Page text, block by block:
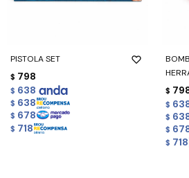
PISTOLA SET
$ 798
$ 638
$ 638
$ 678
$ 718
$
$
$
$
$ 718